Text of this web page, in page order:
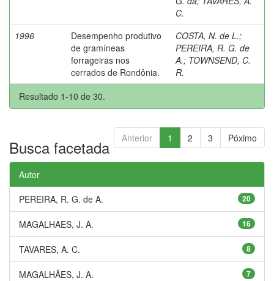
C.
1996
Desempenho produtivo
de gramíneas
forrageiras nos
cerrados de Rondônia.
COSTA, N. de L.;
PEREIRA, R. G. de
A.; TOWNSEND, C.
R.
Resultado 1-10 de 30.
Anterior 1 2 3 Póximo
Busca facetada
Autor
20
PEREIRA, R. G. de A.
16
MAGALHAES, J. A.
8
TAVARES, A. C.
7
MAGALHÃES, J. A.